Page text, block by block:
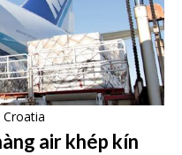
air khép kín